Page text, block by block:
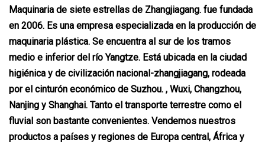
Maquinaria de siete estrellas de Zhangjiagang. fue fundada
en 2006. Es una empresa especializada en la producción de
maquinaria plástica. Se encuentra al sur de los tramos
medio e inferior del río Yangtze. Está ubicada en la ciudad
higiénica y de civilización nacional-zhangjiagang, rodeada
por el cinturón económico de Suzhou. , Wuxi, Changzhou,
Nanjing y Shanghai. Tanto el transporte terrestre como el
fluvial son bastante convenientes. Vendemos nuestros
productos a países y regiones de Europa central, África y